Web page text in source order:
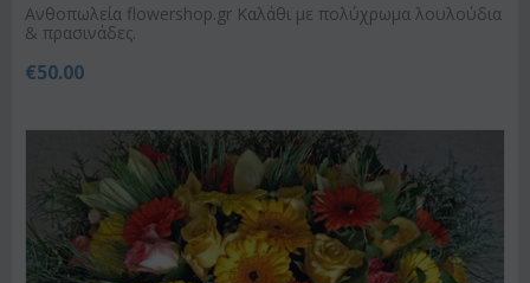
Ανθοπωλεία flowershop.gr Καλάθι με πολύχρωμα λουλούδια
& πρασινάδες.
€50.00